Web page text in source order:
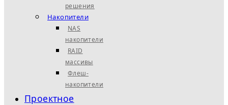
решения
Накопители
NAS
накопители
RAID
массивы
Флеш-
накопители
Проектное